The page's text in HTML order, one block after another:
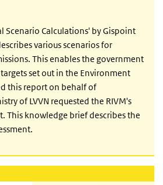
Scenario Calculations' by Gispoint
various scenarios for
This enables the government
set out in the Environment
this report on behalf of
of LVVN requested the RIVM's
This knowledge brief describes the